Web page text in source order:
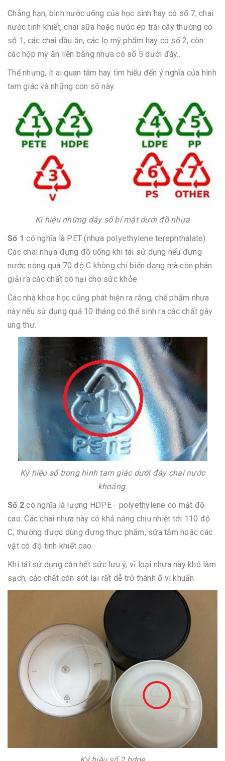
Chẳng hạn, bình nước uống của học sinh hay có số 7; chai
nước tinh khiết, chai sữa hoặc nước ép trái cây thường có
số 1; các chai dầu ăn, các lọ mỹ phẩm hay có số 2; còn
các hộp mỳ ăn liền bằng nhựa có số 5 dưới đáy...
Thế nhưng, ít ai quan tâm hay tìm hiểu đến ý nghĩa của hình
tam giác và những con số này.
Kí hiệu những dãy số bí mật dưới đồ nhựa
Số 1 có nghĩa là PET (nhựa polyethylene terephthalate).
Các chai nhựa đựng đồ uống khi tái sử dụng nếu đựng
nước nóng quá 70 độ C không chỉ biến dạng mà còn phân
giải ra các chất có hại cho sức khỏe.
Các nhà khoa học cũng phát hiện ra rằng, chế phẩm nhựa
này nếu sử dụng quá 10 tháng có thể sinh ra các chất gây
ung thư.
Ký hiệu số trong hình tam giác dưới đáy chai nước
khoáng.
Số 2 có nghĩa là lượng HDPE - polyethylene có mật độ
cao. Các chai nhựa này có khả năng chịu nhiệt tới 110 độ
C, thường được dùng đựng thực phẩm, sữa tắm hoặc các
vật có độ tinh khiết cao.
Khi tái sử dụng cần hết sức lưu ý, vì loại nhựa này khó làm
sạch, các chất còn sót lại rất dễ trở thành ổ vi khuẩn.